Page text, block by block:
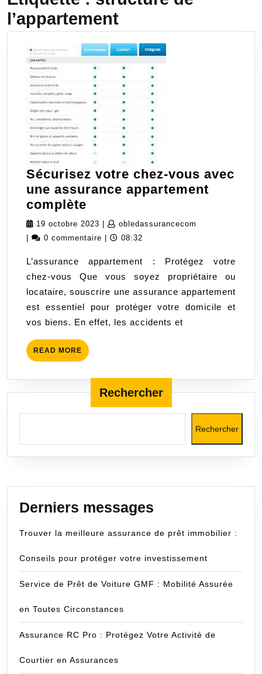
l’appartement
Sécurisez votre chez-vous avec
une assurance appartement
complète
votre
chez-
avec
une
assurance
appartement
complète
19 octobre 2023 19
octobre
obledassurancecom
0 commentaire 08:32
L’assurance appartement : Protégez votre
chez-vous Que vous soyez propriétaire ou
locataire, souscrire une assurance appartement
est essentiel pour protéger votre domicile et
vos biens. En effet, les accidents et
READ MORE READ
MORE
Rechercher
Rechercher
Derniers messages
Trouver la meilleure assurance de prêt immobilier :
Conseils pour protéger votre investissement
Service de Prêt de Voiture GMF : Mobilité Assurée
en Toutes Circonstances
Assurance RC Pro : Protégez Votre Activité de
Courtier en Assurances